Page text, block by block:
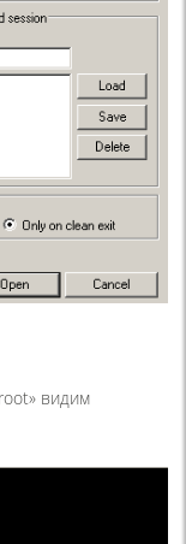
видим